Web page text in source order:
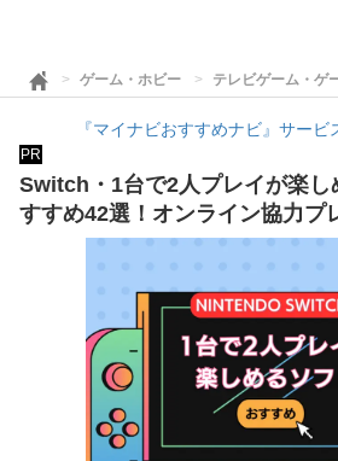
ゲーム・ホビー テレビゲーム・ゲ
『マイナビおすすめナビ』サー
PR
Switch・1台で2人プレイが楽し
すすめ42選！オンライン協力プ